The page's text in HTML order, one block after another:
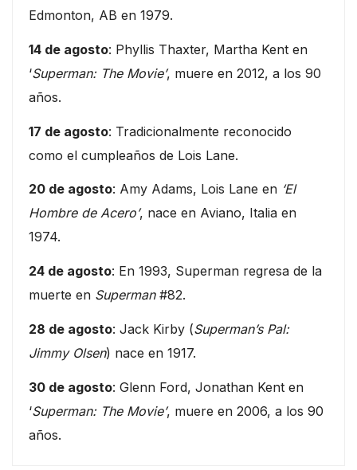
Edmonton, AB en 1979.
14 de agosto: Phyllis Thaxter, Martha Kent en
‘Superman: The Movie’, muere en 2012, a los 90
años.
17 de agosto: Tradicionalmente reconocido
como el cumpleaños de Lois Lane.
20 de agosto: Amy Adams, Lois Lane en ‘El
Hombre de Acero’, nace en Aviano, Italia en
1974.
24 de agosto: En 1993, Superman regresa de la
muerte en Superman#82.
28 de agosto: Jack Kirby (Superman’s Pal:
Jimmy Olsen) nace en 1917.
30 de agosto: Glenn Ford, Jonathan Kent en
‘Superman: The Movie’, muere en 2006, a los 90
años.